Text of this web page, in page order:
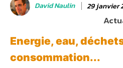
David Naulin 29 janvier
Energie, eau,
consommation...